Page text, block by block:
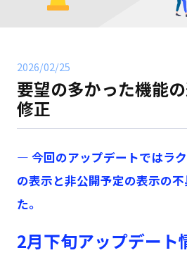
2026/02/25
要望の多かった機能
修正
— 今回のアップデートではラ
の表示と非公開予定の表示の
た。
2月下旬アップデート